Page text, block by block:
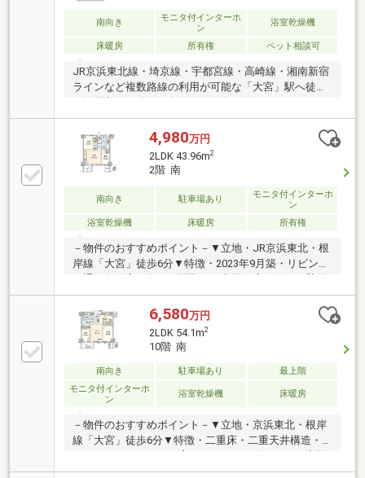
南向き
モニタ付インターホ
ン
浴室乾燥機
床暖房 所有権 ペット相談可
JR京浜東北線・埼京線・宇都宮線・高崎線・湘南新宿
ラインなど複数路線の利用が可能な「大宮」駅へ徒歩
ット飼育可能（飼育細則有）―2面採光・南向き角住戸
につき日当たり良好―約9.0帖の広々したリビングダイ
ニングキッチン独立型バルコニー1.4ｍ×1.6mのゆった
りバスルームLDKには温水式床暖房（キッチン）…ス
（浴 室）…浴室換気乾燥機（洗面台）…三面鏡の裏
側には収納付、アメニティグッズをまとめてしまえる
収納力があります。
4,980万円
2LDK 43.96m2
2階 南
南向き 駐車場あり
モニタ付インターホ
ン
浴室乾燥機
床暖房 所有権
－物件のおすすめポイント－▼立地・JR京浜東北・根
岸線「大宮」徒歩6分▼特徴・2023年9月築・リビング
キッチン、浄水器付・南向きバルコニー・ペット飼育
可(細則有)・室内きれいにお使いです▼設備・床暖房
(LDK)・浴室暖房乾燥機・非接触キーシステム・宅配
ボックス・オートロック▼周辺環境・ファミリーマー
大宮ルミネ1店 徒歩7分(約520m)■ ご希望の住まい探し
をお手伝いします ━━━━━・・・物件の詳細・ご相
談はお気軽にお問い合わせください。
6,580万円
2LDK 54.1m2
10階 南
南向き 駐車場あり
最上階
モニタ付インターホ
ン
浴室乾燥機 床暖房
－物件のおすすめポイント－▼立地・京浜東北・根岸
線「大宮」徒歩6分▼特徴・二重床・二重天井構造・
が憩うLDは足元から温まる床暖房付・キッチンはお料